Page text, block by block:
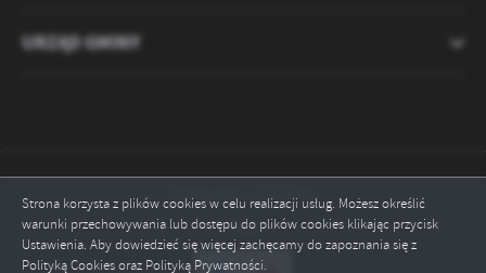
Strona korzysta z plików cookies w celu realizacji usług. Możesz określić
warunki przechowywania lub dostępu do plików cookies klikając przycisk
Ustawienia. Aby dowiedzieć się więcej zachęcamy do zapoznania się z
Polityką Cookies oraz Polityką Prywatności.
URZĄD GMINY
Odwiedzin: 2121720
Online: 4